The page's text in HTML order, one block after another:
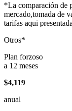
*La comparación de
mercado,tomada de
tarifas aqui
Otros*
Plan forzoso
a 12 meses
$4,119
anual